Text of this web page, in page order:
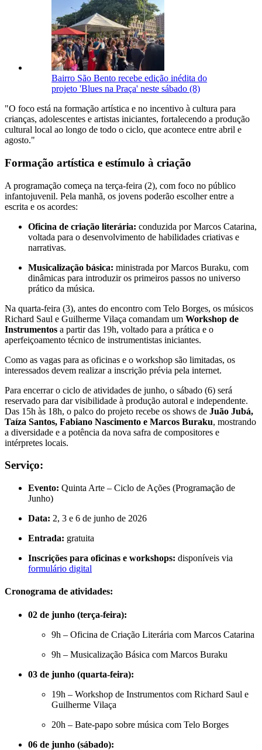
Bairro São Bento recebe edição inédita do
projeto 'Blues na Praça' neste sábado (8)
"O foco está na formação artística e no incentivo à cultura para
crianças, adolescentes e artistas iniciantes, fortalecendo a produção
cultural local ao longo de todo o ciclo, que acontece entre abril e
agosto."
Formação artística e estímulo à criação
A programação começa na terça-feira (2), com foco no público
infantojuvenil. Pela manhã, os jovens poderão escolher entre a
escrita e os acordes:
Oficina de criação literária: conduzida por Marcos Catarina,
voltada para o desenvolvimento de habilidades criativas e
narrativas.
Musicalização básica: ministrada por Marcos Buraku, com
dinâmicas para introduzir os primeiros passos no universo
prático da música.
Na quarta-feira (3), antes do encontro com Telo Borges, os músicos
Richard Saul e Guilherme Vilaça comandam um Workshop de
Instrumentos a partir das 19h, voltado para a prática e o
aperfeiçoamento técnico de instrumentistas iniciantes.
Como as vagas para as oficinas e o workshop são limitadas, os
interessados devem realizar a inscrição prévia pela internet.
Para encerrar o ciclo de atividades de junho, o sábado (6) será
reservado para dar visibilidade à produção autoral e independente.
Das 15h às 18h, o palco do projeto recebe os shows de Juão Jubá,
Taíza Santos, Fabiano Nascimento e Marcos Buraku, mostrando
a diversidade e a potência da nova safra de compositores e
intérpretes locais.
Serviço:
Evento: Quinta Arte – Ciclo de Ações (Programação de
Junho)
Data: 2, 3 e 6 de junho de 2026
Entrada: gratuita
Inscrições para oficinas e workshops: disponíveis via
formulário digital
Cronograma de atividades:
02 de junho (terça-feira):
9h – Oficina de Criação Literária com Marcos Catarina
9h – Musicalização Básica com Marcos Buraku
03 de junho (quarta-feira):
19h – Workshop de Instrumentos com Richard Saul e
Guilherme Vilaça
20h – Bate-papo sobre música com Telo Borges
06 de junho (sábado):